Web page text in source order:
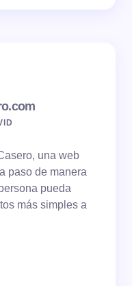
una web
paso de manera
pueda
más simples a